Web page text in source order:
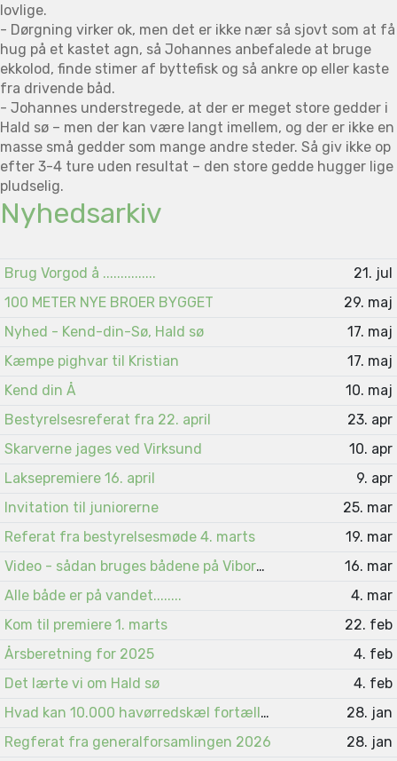
lovlige.
- Dørgning virker ok, men det er ikke nær så sjovt som at få
hug på et kastet agn, så Johannes anbefalede at bruge
ekkolod, finde stimer af byttefisk og så ankre op eller kaste
fra drivende båd.
- Johannes understregede, at der er meget store gedder i
Hald sø – men der kan være langt imellem, og der er ikke en
masse små gedder som mange andre steder. Så giv ikke op
efter 3-4 ture uden resultat – den store gedde hugger lige
pludselig.
Nyhedsarkiv
Brug Vorgod å ...............
21. jul
100 METER NYE BROER BYGGET
29. maj
Nyhed - Kend-din-Sø, Hald sø
17. maj
Kæmpe pighvar til Kristian
17. maj
Kend din Å
10. maj
Bestyrelsesreferat fra 22. april
23. apr
Skarverne jages ved Virksund
10. apr
Laksepremiere 16. april
9. apr
Invitation til juniorerne
25. mar
Referat fra bestyrelsesmøde 4. marts
19. mar
Video - sådan bruges bådene på Viborgsøerne
16. mar
Alle både er på vandet........
4. mar
Kom til premiere 1. marts
22. feb
Årsberetning for 2025
4. feb
Det lærte vi om Hald sø
4. feb
Hvad kan 10.000 havørredskæl fortælle ?
28. jan
Regferat fra generalforsamlingen 2026
28. jan